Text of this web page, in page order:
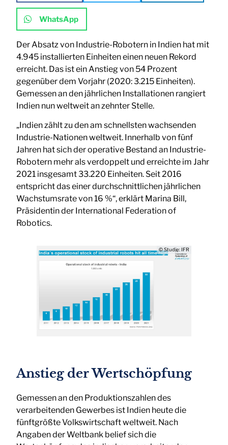
WhatsApp
Der Absatz von Industrie-Robotern in Indien hat mit
4.945 installierten Einheiten einen neuen Rekord
erreicht. Das ist ein Anstieg von 54 Prozent
gegenüber dem Vorjahr (2020: 3.215 Einheiten).
Gemessen an den jährlichen Installationen rangiert
Indien nun weltweit an zehnter Stelle.
„Indien zählt zu den am schnellsten wachsenden
Industrie-Nationen weltweit. Innerhalb von fünf
Jahren hat sich der operative Bestand an Industrie-
Robotern mehr als verdoppelt und erreichte im Jahr
2021 insgesamt 33.220 Einheiten. Seit 2016
entspricht das einer durchschnittlichen jährlichen
Wachstumsrate von 16 %“, erklärt Marina Bill,
Präsidentin der International Federation of
Robotics.
© Studie: IFR
Anstieg der Wertschöpfung
Gemessen an den Produktionszahlen des
verarbeitenden Gewerbes ist Indien heute die
fünftgrößte Volkswirtschaft weltweit. Nach
Angaben der Weltbank belief sich die